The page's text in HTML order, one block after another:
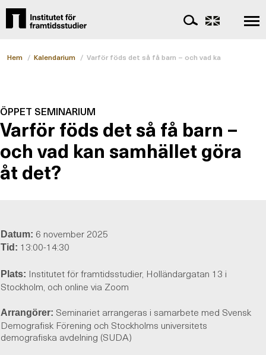
Hem / Kalendarium / Varför föds det så få barn – och vad kan samhället
ÖPPET SEMINARIUM
Varför föds det så få barn –
och vad kan samhället göra
åt det?
Datum: 6 november 2025
Tid: 13:00-14:30
Plats: Institutet för framtidsstudier, Holländargatan 13 i
Stockholm, och online via Zoom
Arrangörer: Seminariet arrangeras i samarbete med Svensk
Demografisk Förening och Stockholms universitets
demografiska avdelning (SUDA)